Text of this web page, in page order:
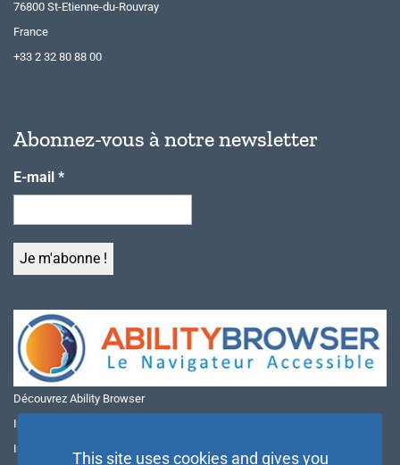
76800 St-Etienne-du-Rouvray
France
+33 2 32 80 88 00
Abonnez-vous à notre newsletter
E-mail *
Découvrez Ability Browser
Installer Ability Browser sur Windows
Installer Ability Browser sur Mac
This site uses cookies and gives you